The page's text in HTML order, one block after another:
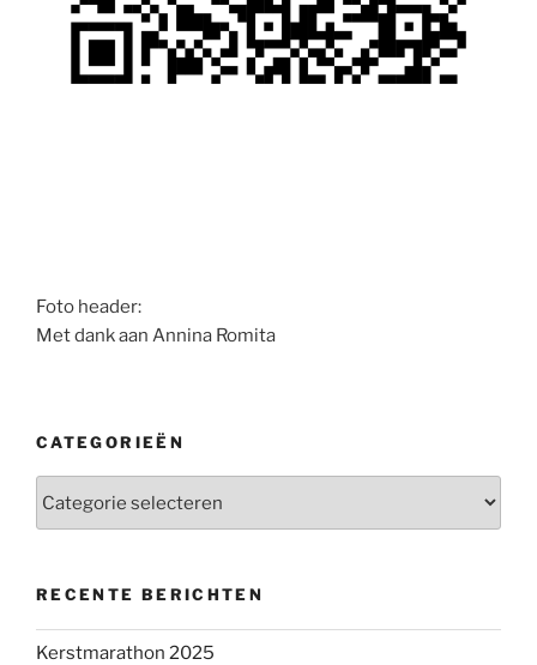
Foto header:
Met dank aan Annina Romita
CATEGORIEËN
RECENTE BERICHTEN
Kerstmarathon 2025